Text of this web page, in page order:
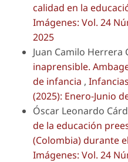
calidad en la
Imágenes: Vol. 24
2025
Juan Camilo Herrera
inaprensible.
de infancia ,
(2025): Enero-Junio
Óscar Leonardo
de la educación
(Colombia) durante
Imágenes: Vol. 24